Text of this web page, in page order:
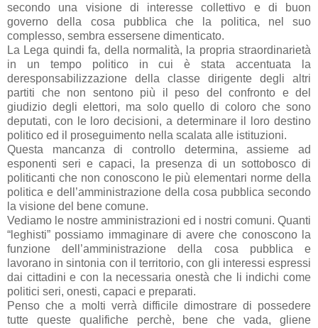
secondo una visione di interesse collettivo e di buon
governo della cosa pubblica che la politica, nel suo
complesso, sembra essersene dimenticato.
La Lega quindi fa, della normalità, la propria straordinarietà
in un tempo politico in cui è stata accentuata la
deresponsabilizzazione della classe dirigente degli altri
partiti che non sentono più il peso del confronto e del
giudizio degli elettori, ma solo quello di coloro che sono
deputati, con le loro decisioni, a determinare il loro destino
politico ed il proseguimento nella scalata alle istituzioni.
Questa mancanza di controllo determina, assieme ad
esponenti seri e capaci, la presenza di un sottobosco di
politicanti che non conoscono le più elementari norme della
politica e dell’amministrazione della cosa pubblica secondo
la visione del bene comune.
Vediamo le nostre amministrazioni ed i nostri comuni. Quanti
“leghisti” possiamo immaginare di avere che conoscono la
funzione dell’amministrazione della cosa pubblica e
lavorano in sintonia con il territorio, con gli interessi espressi
dai cittadini e con la necessaria onestà che li indichi come
politici seri, onesti, capaci e preparati.
Penso che a molti verrà difficile dimostrare di possedere
tutte queste qualifiche perchè, bene che vada, gliene